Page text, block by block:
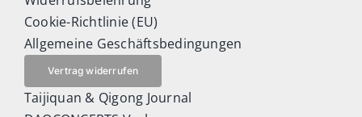
Cookie-Richtlinie (EU)
Allgemeine Geschäftsbedingungen
Vertrag widerrufen
Taijiquan & Qigong Journal